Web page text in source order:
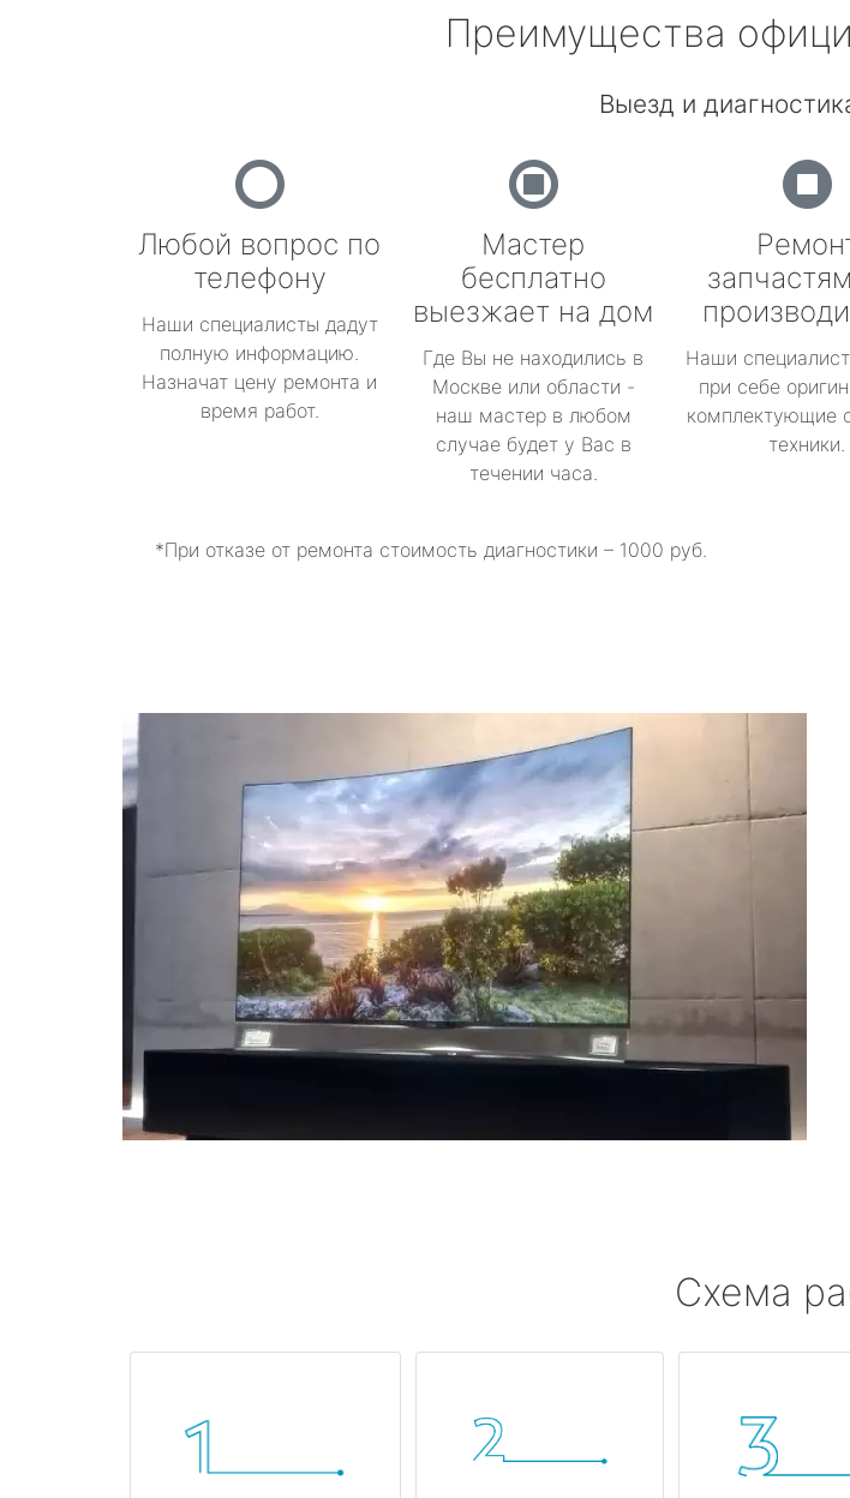
Преимущества
Выезд и
Любой вопрос по
телефону
Наши специалисты дадут
полную информацию.
Назначат цену ремонта и
время работ.
Мастер
бесплатно
выезжает на дом
Где Вы не находились в
Москве или области -
наш мастер в любом
случае будет у Вас в
течении часа.
Наши
при себе
комплектующие
техники.
*При отказе от ремонта стоимость диагностики – 1000 руб.
Схема